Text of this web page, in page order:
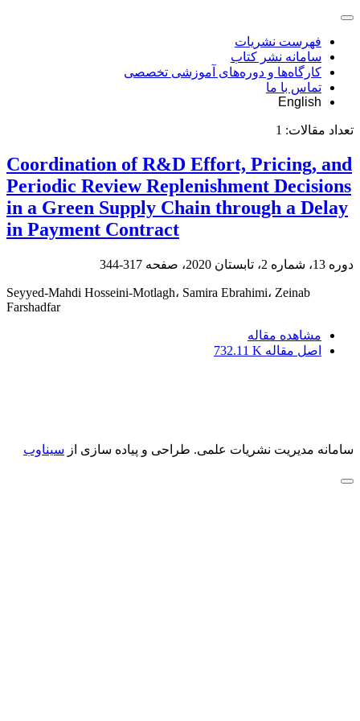
فهرست نشریات
سامانه نشر کتاب
کارگاه‌ها و دوره‌های آموزشی تخصصی
تماس با ما
English
تعداد مقالات: 1
Coordination of R&D Effort, Pricing, and
Periodic Review Replenishment Decisions
in a Green Supply Chain through a Delay
in Payment Contract
دوره 13، شماره 2، تابستان 2020، صفحه 317-344
Seyyed-Mahdi Hosseini-Motlagh، Samira Ebrahimi، Zeinab
Farshadfar
مشاهده مقاله
اصل مقاله 732.11 K
سامانه مدیریت نشریات علمی. طراحی و پیاده سازی از سیناوب